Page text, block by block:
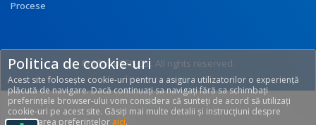
Procese
© 2017 UEFISCDI. All rights reserved.
[T: 0.3084, O: 92]
Politica de cookie-uri
Acest site folosește cookie-uri pentru a asigura utilizatorilor o experiență
plăcută de navigare. Dacă continuați sa navigați fără sa schimbați
preferințele browser-ului vom considera că sunteți de acord să utilizați
cookie-uri pe acest site. Găsiți mai multe detalii și instrucțiuni despre
modificarea preferințelor aici.